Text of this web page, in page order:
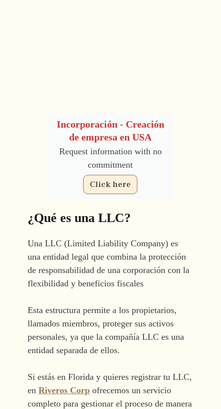
Incorporación - Creación
de empresa en USA
Request information with no
commitment
Click here
¿Qué es una LLC?
Una LLC (Limited Liability Company) es
una entidad legal que combina la protección
de responsabilidad de una corporación con la
flexibilidad y beneficios fiscales
Esta estructura permite a los propietarios,
llamados miembros, proteger sus activos
personales, ya que la compañía LLC es una
entidad separada de ellos.
Si estás en Florida y quieres registrar tu LLC,
enRiveros Corp ofrecemos un servicio
completo para gestionar el proceso de manera